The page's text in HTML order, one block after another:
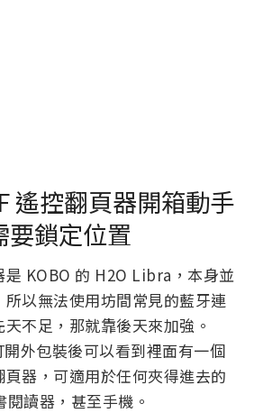
遙控翻頁器開箱動手
要鎖定位置
KOBO 的 H2O Libra，本身並
以無法使用坊間常見的藍牙連
不足，那就靠後天來加強。
外包裝後可以看到裡面有一個
器，可適用於任何夾得進去的
讀器，甚至手機。